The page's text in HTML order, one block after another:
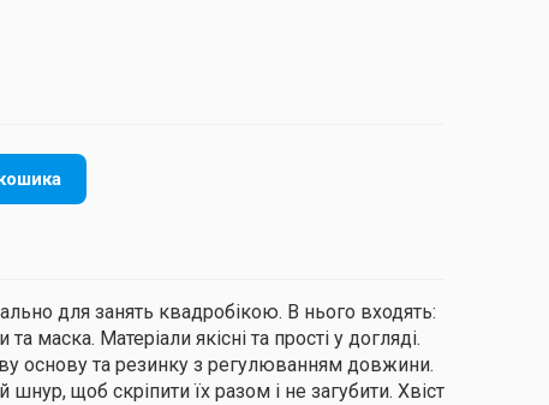
для занять квадробікою. В нього входять:
та маска. Матеріали якісні та прості у догляді.
основу та резинку з регулюванням довжини.
щоб скріпити їх разом і не загубити. Хвіст